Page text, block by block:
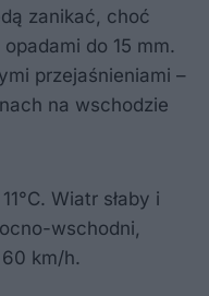
zanikać, choć
do 15 mm.
przejaśnieniami –
na wschodzie
Wiatr słaby i
wschodni,
km/h.